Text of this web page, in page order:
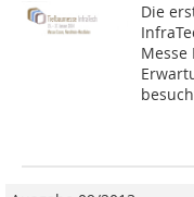
Die
Messe